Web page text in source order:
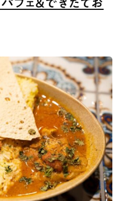
フェ＆できたてお